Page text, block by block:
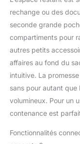
rechange ou des
seconde grande
compartiments pour
autres petits
affaires au fond du
intuitive. La
sans pour autant que
volumineux. Pour un
contenance est
Fonctionnalités